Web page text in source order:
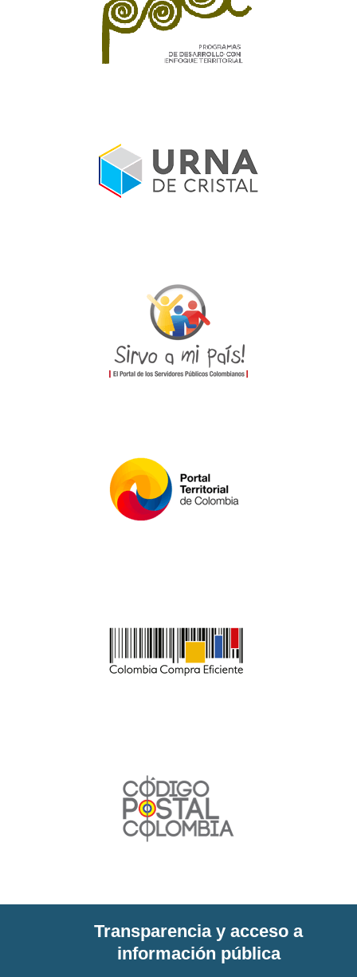
Transparencia y acceso a
información pública